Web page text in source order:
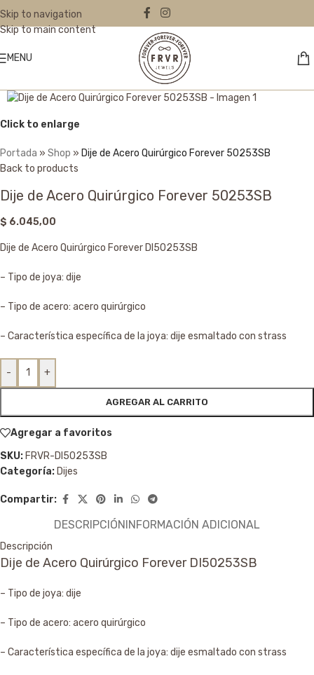
Skip to navigation
Skip to main content
MENU
Click to enlarge
Portada » Shop » Dije de Acero Quirúrgico Forever 50253SB
Back to products
Dije de Acero Quirúrgico Forever 50253SB
$ 6.045,00
Dije de Acero Quirúrgico Forever DI50253SB
– Tipo de joya: dije
– Tipo de acero: acero quirúrgico
– Característica específica de la joya: dije esmaltado con strass
- +
AGREGAR AL CARRITO
Agregar a favoritos
SKU: FRVR-DI50253SB
Categoría: Dijes
Compartir:
DESCRIPCIÓNINFORMACIÓN ADICIONAL
Descripción
Dije de Acero Quirúrgico Forever DI50253SB
– Tipo de joya: dije
– Tipo de acero: acero quirúrgico
– Característica específica de la joya: dije esmaltado con strass